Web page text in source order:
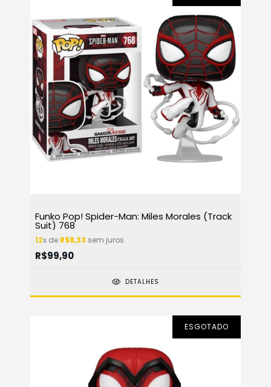
Funko Pop! Spider-Man: Miles Morales (Track
Suit) 768
12x de R$8,33 sem juros
R$99,90
DETALHES
ESGOTADO